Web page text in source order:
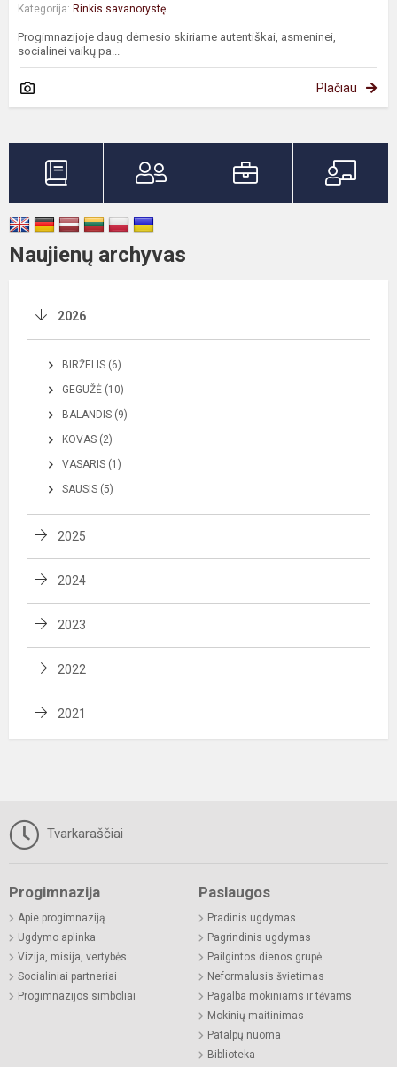
Kategorija: Rinkis savanorystę
Progimnazijoje daug dėmesio skiriame autentiškai, asmeninei,
socialinei vaikų pa...
Plačiau
Naujienų archyvas
2026
BIRŽELIS (6)
GEGUŽĖ (10)
BALANDIS (9)
KOVAS (2)
VASARIS (1)
SAUSIS (5)
2025
2024
2023
2022
2021
Tvarkaraščiai
Progimnazija
Apie progimnaziją
Ugdymo aplinka
Vizija, misija, vertybės
Socialiniai partneriai
Progimnazijos simboliai
Paslaugos
Pradinis ugdymas
Pagrindinis ugdymas
Pailgintos dienos grupė
Neformalusis švietimas
Pagalba mokiniams ir tėvams
Mokinių maitinimas
Patalpų nuoma
Biblioteka